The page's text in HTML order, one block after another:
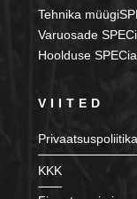
Tehnika
Varuosade
Hoolduse
VIITED
Privaatsuspoliitika
KKK